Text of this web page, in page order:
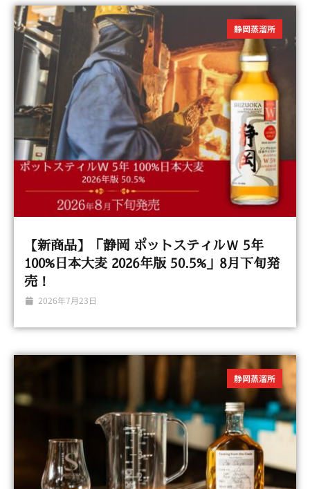
静岡蒸溜所
【新商品】「静岡 ポットスティルＷ 5年
100%日本大麦 2026年版 50.5%」8月下旬発
売！
2026年7月23日
静岡蒸溜所